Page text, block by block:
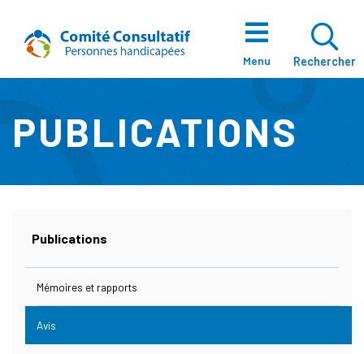
Accueil
Menu
À Propos
Notre Équipe
Enjeux
Rechercher
Ouvrir La
PUBLICATIONS
Publications
Mémoires et rapports
Avis
(actuellement sélectionnée)